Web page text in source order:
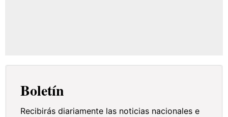
Boletín
Recibirás diariamente las noticias nacionales e